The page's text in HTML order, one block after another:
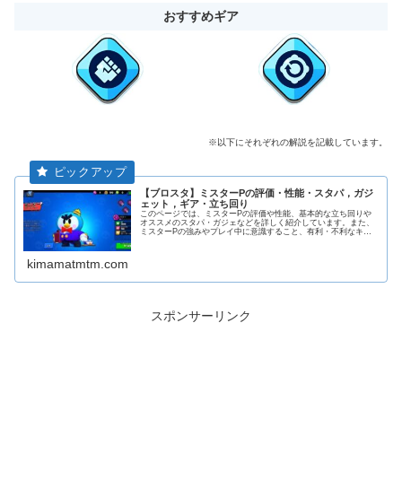
おすすめギア
※以下にそれぞれの解説を記載しています。
【ブロスタ】ミスターPの評価・性能・スタパ，ガジ
ェット，ギア・立ち回り
このページでは、ミスターPの評価や性能、基本的な立ち回りや
オススメのスタパ・ガジェなどを詳しく紹介しています。また、
ミスターPの強みやプレイ中に意識すること、有利・不利なキャ
kimamatmtm.com
スポンサーリンク